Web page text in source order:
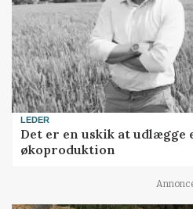
LEDER
Det er en uskik at udlægge
økoproduktion